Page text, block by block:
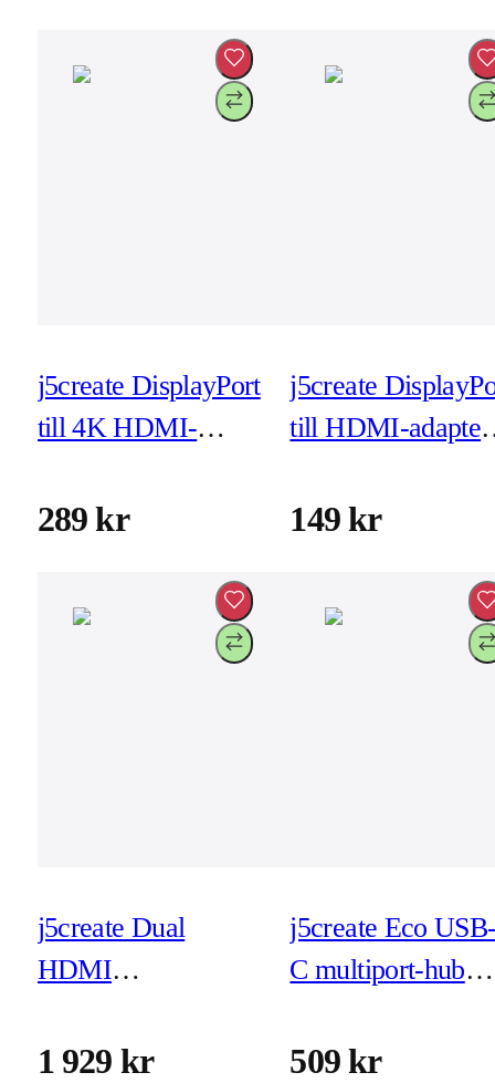
j5create DisplayPort
till 4K HDMI-
289 kr
j5create
till HDMI-adapter
149 kr
j5create Dual
HDMI
(JVA06)
1 929 kr
j5create Eco
C multiport-hub
(JCD373EC)
509 kr